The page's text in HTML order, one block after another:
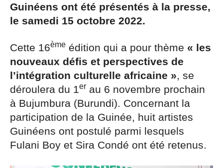
Guinéens ont été présentés à la presse,
le samedi 15 octobre 2022.
Cette 16ème édition qui a pour thème « les
nouveaux défis et perspectives de
l’intégration culturelle africaine », se
déroulera du 1er au 6 novembre prochain
à Bujumbura (Burundi). Concernant la
participation de la Guinée, huit artistes
Guinéens ont postulé parmi lesquels
Fulani Boy et Sira Condé ont été retenus.